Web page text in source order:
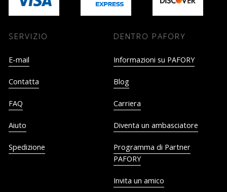
SERVIZIO
E-mail
Contatta
FAQ
Aiuto
Spedizione
DENTRO PAFORY
Informazioni su PAFORY
Blog
Carriera
Diventa un ambasciatore
Programma di Partner
PAFORY
Invita un amico